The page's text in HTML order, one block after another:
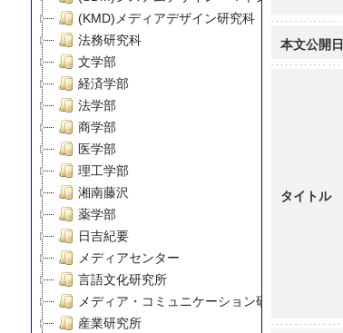
(KMD)メディアデザイン研究科
法務研究科
文学部
経済学部
法学部
商学部
医学部
理工学部
湘南藤沢
薬学部
日吉紀要
メディアセンター
言語文化研究所
メディア・コミュニケーション研究所
産業研究所
本文公開日
タイトル